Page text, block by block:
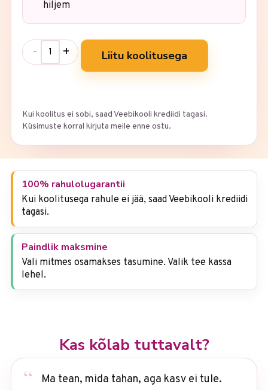
hiljem
- + Liitu koolitusega
Kui koolitus ei sobi, saad Veebikooli krediidi tagasi.
Küsimuste korral kirjuta meile enne ostu.
100% rahulolugarantii
Kui koolitusega rahule ei jää, saad Veebikooli krediidi
tagasi.
Paindlik maksmine
Vali mitmes osamakses tasumine. Valik tee kassa
lehel.
Kas kõlab tuttavalt?
Ma tean, mida tahan, aga kasv ei tule.